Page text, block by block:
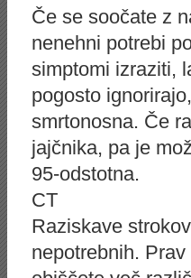
Če se soočate z
nenehni potrebi
simptomi izraziti,
pogosto
smrtonosna. Če
jajčnika, pa je
95-odstotna.
CT
Raziskave
nepotrebnih.